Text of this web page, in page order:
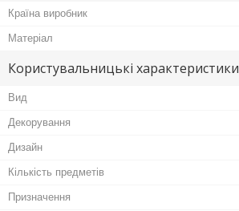
Країна виробник
Матеріал
Користувальницькі характеристики
Вид
Декорування
Дизайн
Кількість предметів
Призначення